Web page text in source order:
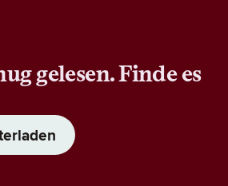
gelesen. Finde es